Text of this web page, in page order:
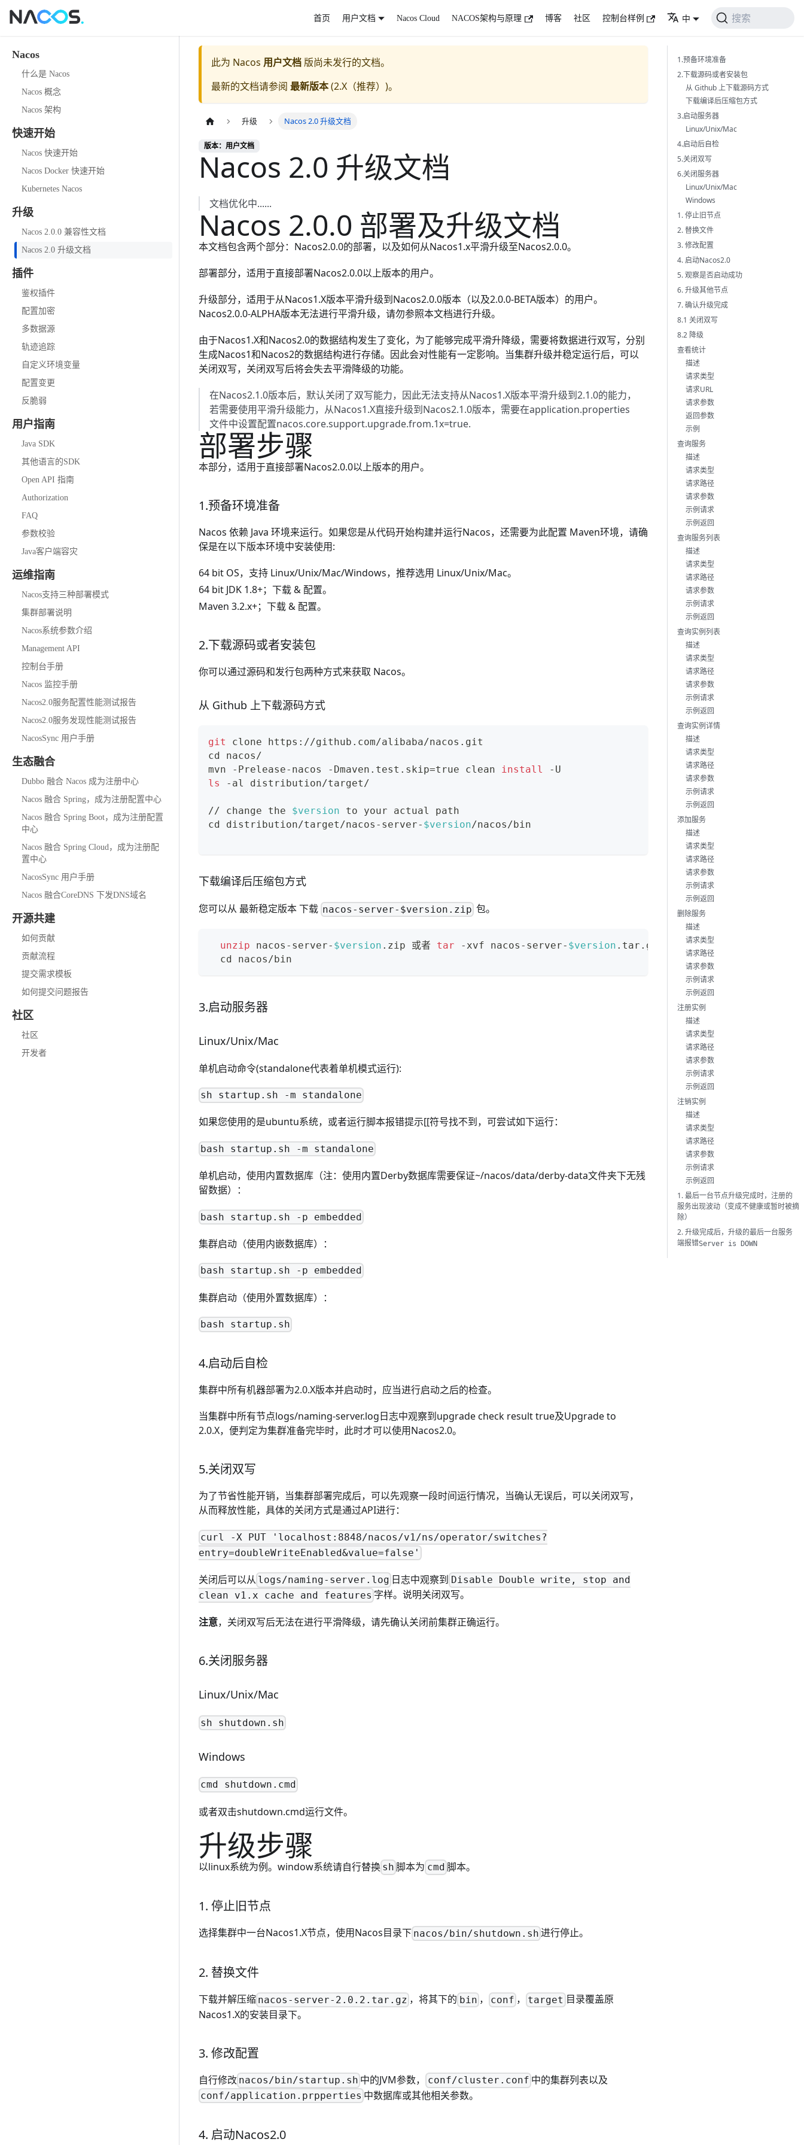
首页 用户文档 Nacos Cloud NACOS架构与原理 博客 社区 控制台样例 中 搜索
Nacos
什么是 Nacos
Nacos 概念
Nacos 架构
快速开始
Nacos 快速开始
Nacos Docker 快速开始
Kubernetes Nacos
升级
Nacos 2.0.0 兼容性文档
Nacos 2.0 升级文档
插件
鉴权插件
配置加密
多数据源
轨迹追踪
自定义环境变量
配置变更
反脆弱
用户指南
Java SDK
其他语言的SDK
Open API 指南
Authorization
FAQ
参数校验
Java客户端容灾
运维指南
Nacos支持三种部署模式
集群部署说明
Nacos系统参数介绍
Management API
控制台手册
Nacos 监控手册
Nacos2.0服务配置性能测试报告
Nacos2.0服务发现性能测试报告
NacosSync 用户手册
生态融合
Dubbo 融合 Nacos 成为注册中心
Nacos 融合 Spring，成为注册配置中心
Nacos 融合 Spring Boot，成为注册配置
中心
Nacos 融合 Spring Cloud，成为注册配
置中心
NacosSync 用户手册
Nacos 融合CoreDNS 下发DNS域名
开源共建
如何贡献
贡献流程
提交需求模板
如何提交问题报告
社区
社区
开发者
此为 Nacos 用户文档 版尚未发行的文档。
最新的文档请参阅 最新版本(2.X（推荐） )。
升级 Nacos 2.0 升级文档
版本：用户文档
Nacos 2.0 升级文档
文档优化中......
Nacos 2.0.0 部署及升级文档
本文档包含两个部分：Nacos2.0.0的部署，以及如何从Nacos1.x平滑升级至Nacos2.0.0。
部署部分，适用于直接部署Nacos2.0.0以上版本的用户。
升级部分，适用于从Nacos1.X版本平滑升级到Nacos2.0.0版本（以及2.0.0-BETA版本）的用户。
Nacos2.0.0-ALPHA版本无法进行平滑升级，请勿参照本文档进行升级。
由于Nacos1.X和Nacos2.0的数据结构发生了变化，为了能够完成平滑升降级，需要将数据进行双写，分别
生成Nacos1和Nacos2的数据结构进行存储。因此会对性能有一定影响。当集群升级并稳定运行后，可以
关闭双写，关闭双写后将会失去平滑降级的功能。
在Nacos2.1.0版本后，默认关闭了双写能力，因此无法支持从Nacos1.X版本平滑升级到2.1.0的能力，
若需要使用平滑升级能力，从Nacos1.X直接升级到Nacos2.1.0版本，需要在application.properties
文件中设置配置nacos.core.support.upgrade.from.1x=true.
部署步骤
本部分，适用于直接部署Nacos2.0.0以上版本的用户。
1.预备环境准备
Nacos 依赖 Java 环境来运行。如果您是从代码开始构建并运行Nacos，还需要为此配置 Maven环境，请确
保是在以下版本环境中安装使用:
64 bit OS，支持 Linux/Unix/Mac/Windows，推荐选用 Linux/Unix/Mac。
64 bit JDK 1.8+； 下载& 配置。
Maven 3.2.x+； 下载& 配置。
2.下载源码或者安装包
你可以通过源码和发行包两种方式来获取 Nacos。
从 Github 上下载源码方式
git
clone https://github.com/alibaba/nacos.git
cd nacos/
mvn -Prelease-nacos -Dmaven.test.skip=true clean install
-U
ls
-al distribution/target/
// change the $version to your actual path
cd distribution/target/nacos-server- $version/nacos/bin
下载编译后压缩包方式
您可以从 最新稳定版本下载 nacos-server-$version.zip 包。
unzip nacos-server- $version .zip 或者 tar -xvf nacos-server- $version .tar.gz
cd nacos/bin
3.启动服务器
Linux/Unix/Mac
单机启动命令(standalone代表着单机模式运行):
sh startup.sh -m standalone
如果您使用的是ubuntu系统，或者运行脚本报错提示[[符号找不到，可尝试如下运行：
bash startup.sh -m standalone
单机启动，使用内置数据库（注：使用内置Derby数据库需要保证~/nacos/data/derby-data文件夹下无残
留数据）：
bash startup.sh -p embedded
集群启动（使用内嵌数据库）：
bash startup.sh -p embedded
集群启动（使用外置数据库）：
bash startup.sh
4.启动后自检
集群中所有机器部署为2.0.X版本并启动时，应当进行启动之后的检查。
当集群中所有节点logs/naming-server.log日志中观察到upgrade check result true及Upgrade to
2.0.X，便判定为集群准备完毕时，此时才可以使用Nacos2.0。
5.关闭双写
为了节省性能开销，当集群部署完成后，可以先观察一段时间运行情况，当确认无误后，可以关闭双写，
从而释放性能，具体的关闭方式是通过API进行：
curl -X PUT 'localhost:8848/nacos/v1/ns/operator/switches?
entry=doubleWriteEnabled&value=false'
关闭后可以从 logs/naming-server.log 日志中观察到 Disable Double write, stop and
clean v1.x cache and features 字样。说明关闭双写。
注意，关闭双写后无法在进行平滑降级，请先确认关闭前集群正确运行。
6.关闭服务器
Linux/Unix/Mac
sh shutdown.sh
Windows
cmd shutdown.cmd
或者双击shutdown.cmd运行文件。
升级步骤
以linux系统为例。window系统请自行替换 sh 脚本为 cmd 脚本。
1. 停止旧节点
选择集群中一台Nacos1.X节点，使用Nacos目录下 nacos/bin/shutdown.sh 进行停止。
2. 替换文件
下载并解压缩 nacos-server-2.0.2.tar.gz ，将其下的 bin， conf ， target 目录覆盖原
Nacos1.X的安装目录下。
3. 修改配置
自行修改 nacos/bin/startup.sh 中的JVM参数， conf/cluster.conf 中的集群列表以及
conf/application.prpperties 中数据库或其他相关参数。
4. 启动Nacos2.0
1.预备环境准备
2.下载源码或者安装包
从 Github 上下载源码方式
下载编译后压缩包方式
3.启动服务器
Linux/Unix/Mac
4.启动后自检
5.关闭双写
6.关闭服务器
Linux/Unix/Mac
Windows
1. 停止旧节点
2. 替换文件
3. 修改配置
4. 启动Nacos2.0
5. 观察是否启动成功
6. 升级其他节点
7. 确认升级完成
8.1 关闭双写
8.2 降级
查看统计
描述
请求类型
请求URL
请求参数
返回参数
示例
查询服务
描述
请求类型
请求路径
请求参数
示例请求
示例返回
查询服务列表
描述
请求类型
请求路径
请求参数
示例请求
示例返回
查询实例列表
描述
请求类型
请求路径
请求参数
示例请求
示例返回
查询实例详情
描述
请求类型
请求路径
请求参数
示例请求
示例返回
添加服务
描述
请求类型
请求路径
请求参数
示例请求
示例返回
删除服务
描述
请求类型
请求路径
请求参数
示例请求
示例返回
注册实例
描述
请求类型
请求路径
请求参数
示例请求
示例返回
注销实例
描述
请求类型
请求路径
请求参数
示例请求
示例返回
1. 最后一台节点升级完成时，注册的
服务出现波动（变成不健康或暂时被摘
除）
2. 升级完成后，升级的最后一台服务
端报错Server is DOWN